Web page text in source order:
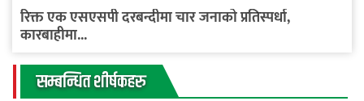
रिक्त एक एसएसपी दरबन्दीमा चार जनाको प्रतिस्पर्धा,
कारबाहीमा...
सम्बन्धित शीर्षकहरु